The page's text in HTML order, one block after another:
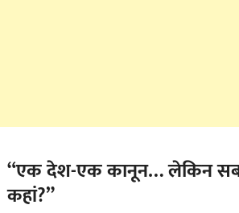
“एक देश-एक कानून… लेकिन
कहां?”